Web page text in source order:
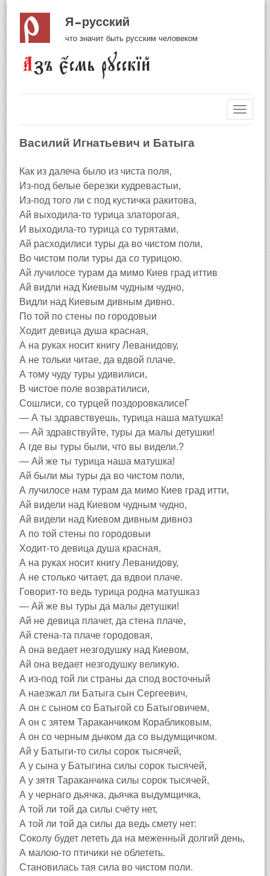
Я русский
что значит быть русским человеком
Василий Игнатьевич и Батыга
Как из далеча было из чиста поля,
Из-под белые березки кудревастыи,
Из-под того ли с под кустичка ракитова,
Ай выходила-то турица златорогая,
И выходила-то турица со турятами,
Ай расходилиси туры да во чистом поли,
Во чистом поли туры да со турицою.
Ай лучилосе турам да мимо Киев град иттив
Ай видли над Киевым чудным чудно,
Видли над Киевым дивным дивно.
По той по стены по городовыи
Ходит девица душа красная,
А на руках носит книгу Леванидову,
А не тольки читае, да вдвой плаче.
А тому чуду туры удивилиси,
В чистое поле возвратилиси,
Сошлиси, со турцей поздоровкалисеГ
— А ты здравствуешь, турица наша матушка!
— Ай здравствуйте, туры да малы детушки!
А где вы туры были, что вы видели.?
— Ай же ты турица наша матушка!
Ай были мы туры да во чистом поли,
А лучилосе нам турам да мимо Киев град итти,
Ай видели над Киевом чудным чудно,
Ай видели над Киевом дивным дивноз
А по той стены по городовыи
Ходит-то девица душа красная,
А на руках носит книгу Леванидову,
А не столько читает, да вдвои плаче.
Говорит-то ведь турица родна матушказ
— Ай же вы туры да малы детушки!
Ай не девица плачет, да стена плаче,
Ай стена-та плаче городовая,
А она ведает незгодушку над Киевом,
Ай она ведает незгодушку великую.
А из-под той ли страны да спод восточный
А наезжал ли Батыга сын Сергеевич,
А он с сыном со Батыгой со Батыговичем,
А он с зятем Тараканчиком Корабликовым,
А он со черным дьчком да со выдумщичком.
Ай у Батыги-то силы сорок тысячей,
А у сына у Батыгина силы сорок тысячей,
А у зятя Тараканчика силы сорок тысячей,
А у чернаго дьячка, дьячка выдумщичка,
А той ли той да силы счёту нет,
А той ли той да силы да ведь смету нет:
Соколу будет лететь да на меженный долгий день,
А малою-то птичики не облететь.
Становилась тая сила во чистом поли.